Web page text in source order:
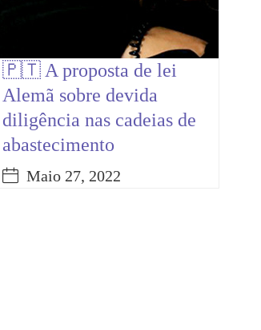
🇵🇹 A proposta de lei
Alemã sobre devida
diligência nas cadeias de
abastecimento
Maio 27, 2022